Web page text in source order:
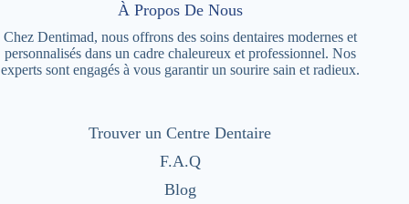
À Propos De Nous
Chez Dentimad, nous offrons des soins dentaires modernes et
personnalisés dans un cadre chaleureux et professionnel. Nos
experts sont engagés à vous garantir un sourire sain et radieux.
Trouver un Centre Dentaire
F.A.Q
Blog